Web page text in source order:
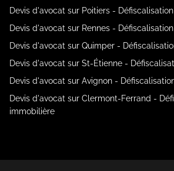
Devis d'avocat sur Poitiers -
Devis d'avocat sur Rennes -
Devis d'avocat sur Quimper -
Devis d'avocat sur St-Étienne -
Devis d'avocat sur Avignon -
Devis d'avocat sur Clermont-Ferrand -
immobilière